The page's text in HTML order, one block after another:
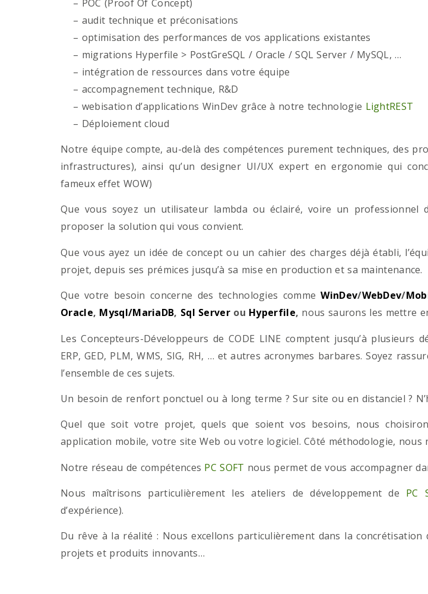
– POC (Proof Of Concept)
– audit technique et préconisations
– optimisation des performances de vos applications existantes
– migrations Hyperfile > PostGreSQL / Oracle / SQL Server / MySQL, …
– intégration de ressources dans votre équipe
– accompagnement technique, R&D
– webisation d’applications WinDev grâce à notre technologie LightREST
– Déploiement cloud
Notre équipe compte, au-delà des compétences purement techniques, des
infrastructures), ainsi qu’un designer UI/UX expert en ergonomie qui
fameux effet WOW)
Que vous soyez un utilisateur lambda ou éclairé, voire un professionnel
proposer la solution qui vous convient.
Que vous ayez un idée de concept ou un cahier des charges déjà établi,
projet, depuis ses prémices jusqu’à sa mise en production et sa maintenance.
Que votre besoin concerne des technologies commeWinDev/WebDev/
Oracle, Mysql/MariaDB, Sql Serverou Hyperfile, nous saurons les mettre
Les Concepteurs-Développeurs de CODE LINE comptent jusqu’à plusieurs
ERP, GED, PLM, WMS, SIG, RH, … et autres acronymes barbares. Soyez
l’ensemble de ces sujets.
Un besoin de renfort ponctuel ou à long terme ? Sur site ou en distanciel ?
Quel que soit votre projet, quels que soient vos besoins, nous
application mobile, votre site Web ou votre logiciel. Côté méthodologie, nous
Notre réseau de compétences PC SOFT nous permet de vous accompagner
Nous maîtrisons particulièrement les ateliers de développement de PC
d’expérience).
Du rêve à la réalité : Nous excellons particulièrement dans la
projets et produits innovants…